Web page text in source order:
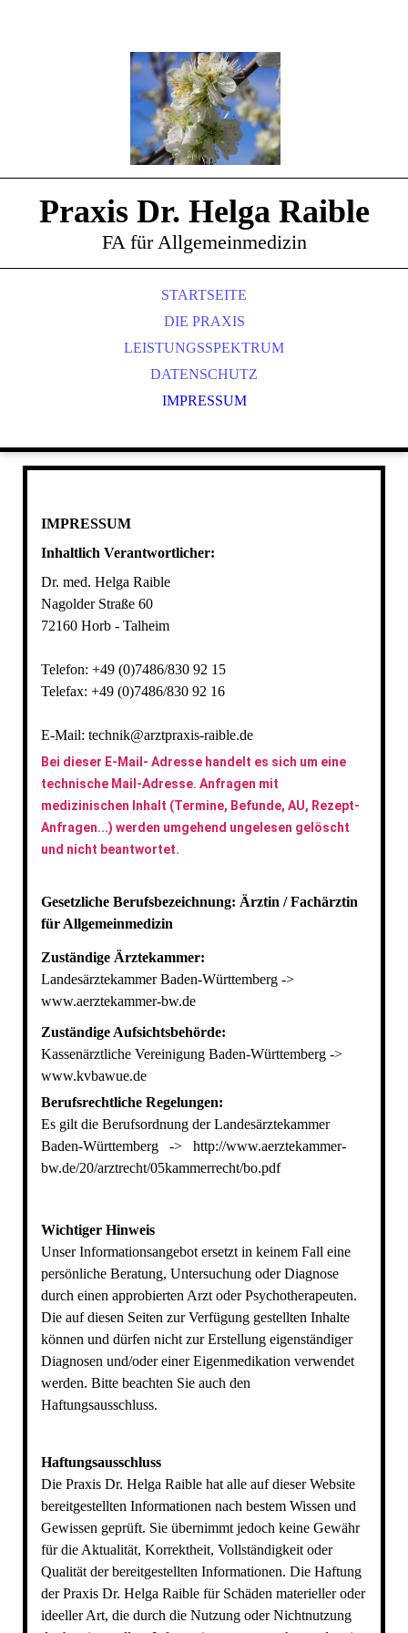
Praxis Dr. Helga Raible
FA für Allgemeinmedizin
STARTSEITE
DIE PRAXIS
LEISTUNGSSPEKTRUM
DATENSCHUTZ
IMPRESSUM
IMPRESSUM
Inhaltlich Verantwortlicher:
Dr. med. Helga Raible
Nagolder Straße 60
72160 Horb - Talheim
Telefon: +49 (0)7486/830 92 15
Telefax: +49 (0)7486/830 92 16
E-Mail: technik@arztpraxis-raible.de
Bei dieser E-Mail- Adresse handelt es sich um eine
technische Mail-Adresse. Anfragen mit
medizinischen Inhalt (Termine, Befunde, AU, Rezept-
Anfragen...) werden umgehend ungelesen gelöscht
und nicht beantwortet.
Gesetzliche Berufsbezeichnung: Ärztin / Fachärztin
für Allgemeinmedizin
Zuständige Ärztekammer:
Landesärztekammer Baden-Württemberg ->
www.aerztekammer-bw.de
Zuständige Aufsichtsbehörde:
Kassenärztliche Vereinigung Baden-Württemberg ->
www.kvbawue.de
Berufsrechtliche Regelungen:
Es gilt die Berufsordnung der Landesärztekammer
Baden-Württemberg -> http://www.aerztekammer-
bw.de/20/arztrecht/05kammerrecht/bo.pdf
Wichtiger Hinweis
Unser Informationsangebot ersetzt in keinem Fall eine
persönliche Beratung, Untersuchung oder Diagnose
durch einen approbierten Arzt oder Psychotherapeuten.
Die auf diesen Seiten zur Verfügung gestellten Inhalte
können und dürfen nicht zur Erstellung eigenständiger
Diagnosen und/oder einer Eigenmedikation verwendet
werden. Bitte beachten Sie auch den
Haftungsausschluss.
Haftungsausschluss
Die Praxis Dr. Helga Raible hat alle auf dieser Website
bereitgestellten Informationen nach bestem Wissen und
Gewissen geprüft. Sie übernimmt jedoch keine Gewähr
für die Aktualität, Korrektheit, Vollständigkeit oder
Qualität der bereitgestellten Informationen. Die Haftung
der Praxis Dr. Helga Raible für Schäden materieller oder
ideeller Art, die durch die Nutzung oder Nichtnutzung